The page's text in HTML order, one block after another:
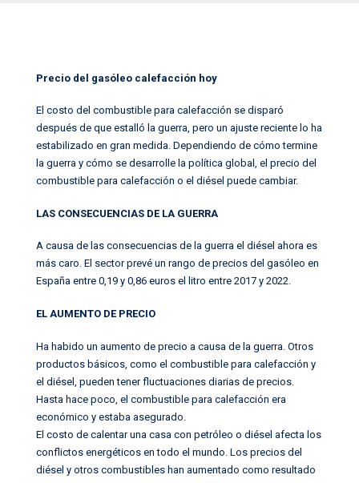
Precio del gasóleo calefacción hoy
El costo del combustible para calefacción se disparó
después de que estalló la guerra, pero un ajuste reciente lo ha
estabilizado en gran medida. Dependiendo de cómo termine
la guerra y cómo se desarrolle la política global, el precio del
combustible para calefacción o el diésel puede cambiar.
LAS CONSECUENCIAS DE LA GUERRA
A causa de las consecuencias de la guerra el diésel ahora es
más caro. El sector prevé un rango de precios del gasóleo en
España entre 0,19 y 0,86 euros el litro entre 2017 y 2022.
EL AUMENTO DE PRECIO
Ha habido un aumento de precio a causa de la guerra. Otros
productos básicos, como el combustible para calefacción y
el diésel, pueden tener fluctuaciones diarias de precios.
Hasta hace poco, el combustible para calefacción era
económico y estaba asegurado.
El costo de calentar una casa con petróleo o diésel afecta los
conflictos energéticos en todo el mundo. Los precios del
diésel y otros combustibles han aumentado como resultado